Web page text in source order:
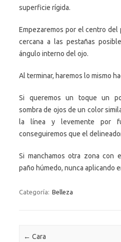
superficie rígida.
Empezaremos por el centro del
cercana a las pestañas
ángulo interno del ojo.
Al terminar, haremos lo mismo
Si queremos un toque un
sombra de ojos de un color
la línea y levemente por
conseguiremos que el
Si manchamos otra zona con
paño húmedo, nunca aplicando
Categoría: Belleza
Navegación de entradas
← Cara